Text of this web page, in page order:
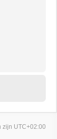
zijn UTC+02:00